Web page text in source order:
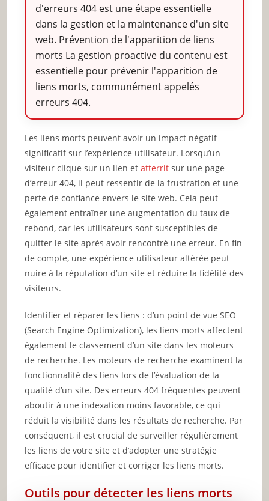
d'erreurs 404 est une étape essentielle
dans la gestion et la maintenance d'un site
web. Prévention de l'apparition de liens
morts La gestion proactive du contenu est
essentielle pour prévenir l'apparition de
liens morts, communément appelés
erreurs 404.
Les liens morts peuvent avoir un impact négatif
significatif sur l’expérience utilisateur. Lorsqu’un
visiteur clique sur un lien etatterrit sur une page
d’erreur 404, il peut ressentir de la frustration et une
perte de confiance envers le site web. Cela peut
également entraîner une augmentation du taux de
rebond, car les utilisateurs sont susceptibles de
quitter le site après avoir rencontré une erreur. En fin
de compte, une expérience utilisateur altérée peut
nuire à la réputation d’un site et réduire la fidélité des
visiteurs.
Identifier et réparer les liens : d’un point de vue SEO
(Search Engine Optimization), les liens morts affectent
également le classement d’un site dans les moteurs
de recherche. Les moteurs de recherche examinent la
fonctionnalité des liens lors de l’évaluation de la
qualité d’un site. Des erreurs 404 fréquentes peuvent
aboutir à une indexation moins favorable, ce qui
réduit la visibilité dans les résultats de recherche. Par
conséquent, il est crucial de surveiller régulièrement
les liens de votre site et d’adopter une stratégie
efficace pour identifier et corriger les liens morts.
Outils pour détecter les liens morts